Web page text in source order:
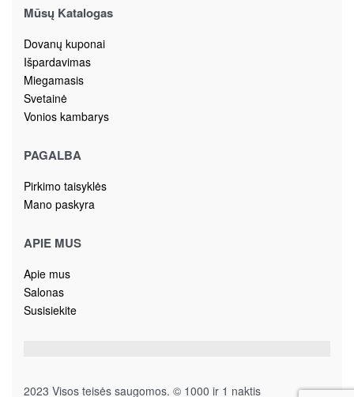
Mūsų Katalogas
Dovanų kuponai
Išpardavimas
Miegamasis
Svetainė
Vonios kambarys
PAGALBA
Pirkimo taisyklės
Mano paskyra
APIE MUS
Apie mus
Salonas
Susisiekite
2023 Visos teisės saugomos. © 1000 ir 1 naktis